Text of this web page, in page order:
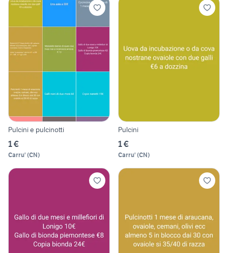
Pulcini e pulcinotti
1 €
Carru' (CN)
Pulcini
1 €
Carru' (CN)